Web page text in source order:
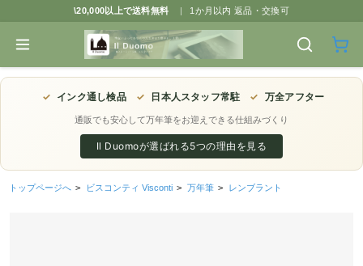
\20,000以上で送料無料 | 1か月以内 返品・交換可
✓ インク通し検品 ✓ 日本人スタッフ常駐 ✓ 万全アフター
通販でも安心して万年筆をお迎えできる仕組みづくり
Il Duomoが選ばれる5つの理由を見る
トップページへ > ビスコンティ Visconti > 万年筆 > レンブラント